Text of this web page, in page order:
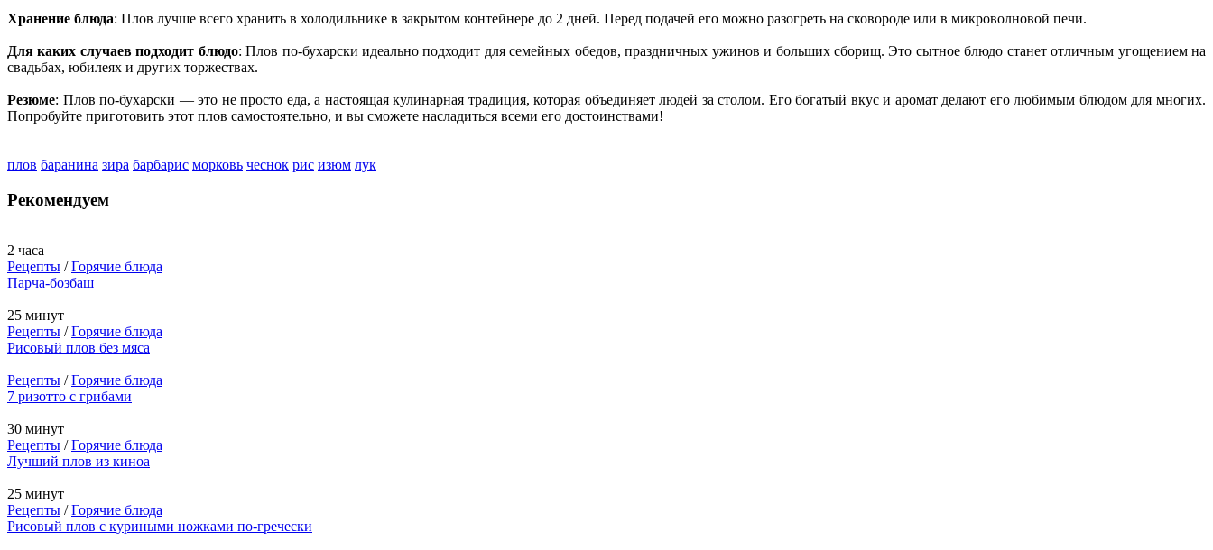
Хранение блюда: Плов лучше всего хранить в холодильнике в закрытом контейнере до 2 дней. Перед подачей его можно разогреть на сковороде или в микроволновой печи.
Для каких случаев подходит блюдо: Плов по-бухарски идеально подходит для семейных обедов, праздничных ужинов и больших сборищ. Это сытное блюдо станет отличным угощением на
свадьбах, юбилеях и других торжествах.
Резюме: Плов по-бухарски — это не просто еда, а настоящая кулинарная традиция, которая объединяет людей за столом. Его богатый вкус и аромат делают его любимым блюдом для многих.
Попробуйте приготовить этот плов самостоятельно, и вы сможете насладиться всеми его достоинствами!
плов баранина зира барбарис морковь чеснок рис изюм лук
Рекомендуем
2 часа
Рецепты /Горячие блюда
Парча-бозбаш
25 минут
Рецепты /Горячие блюда
Рисовый плов без мяса
Рецепты /Горячие блюда
7 ризотто с грибами
30 минут
Рецепты /Горячие блюда
Лучший плов из киноа
25 минут
Рецепты /Горячие блюда
Рисовый плов с куриными ножками по-гречески